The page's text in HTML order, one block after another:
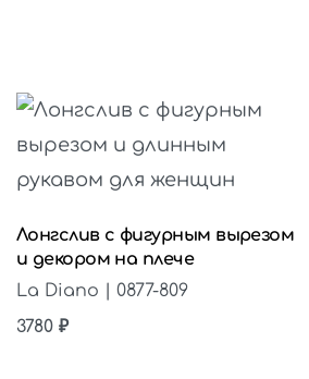
Лонгслив с фигурным вырезом
и декором на плече
La Diano | 0877-809
3780 ₽